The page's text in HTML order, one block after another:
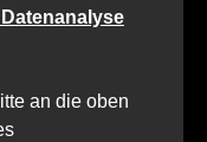
an die oben